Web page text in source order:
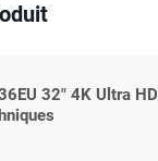
32" 4K Ultra